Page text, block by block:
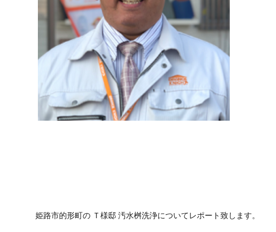
姫路市的形町の Ｔ様邸 汚水桝洗浄についてレポート致します。